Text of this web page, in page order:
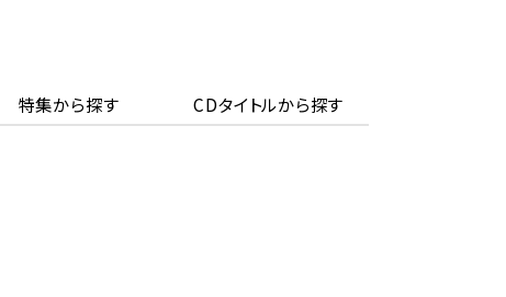
特集から探す CDタイトルから探す